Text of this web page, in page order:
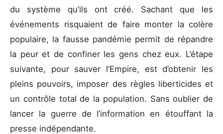
du système qu’ils ont créé. Sachant que les
événements risquaient de faire monter la colère
populaire, la fausse pandémie permit de répandre
la peur et de confiner les gens chez eux. L’étape
suivante, pour sauver l’Empire, est d’obtenir les
pleins pouvoirs, imposer des règles liberticides et
un contrôle total de la population. Sans oublier de
lancer la guerre de l’information en étouffant la
presse indépendante.